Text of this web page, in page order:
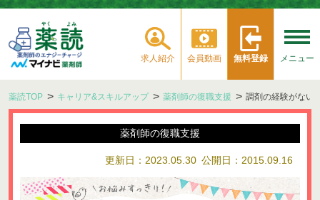
求人紹介 会員動画 無料登録 メニュー
薬読TOP キャリア&スキルアップ 薬剤師の復職支援 調剤の経験がない
薬剤師の復職支援
更新日：2023.05.30 公開日：2015.09.16